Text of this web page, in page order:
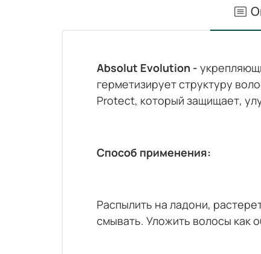
Absolut Evolution -
герметизирует структуру
Protect, который защищает,
Способ применения:
Распылить на ладони,
смывать. Уложить волосы как